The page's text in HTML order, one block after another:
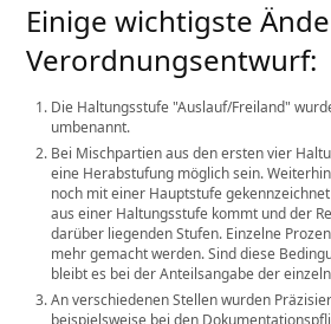
Einige wichtigste
Verordnungsentwurf:
Die Haltungsstufe Auslauf/Freiland
umbenannt.
Bei Mischpartien aus den ersten vier
eine Herabstufung möglich sein.
noch mit einer Hauptstufe
aus einer Haltungsstufe kommt und der
darüber liegenden Stufen. Einzelne
mehr gemacht werden. Sind diese
bleibt es bei der Anteilsangabe der
An verschiedenen Stellen wurden